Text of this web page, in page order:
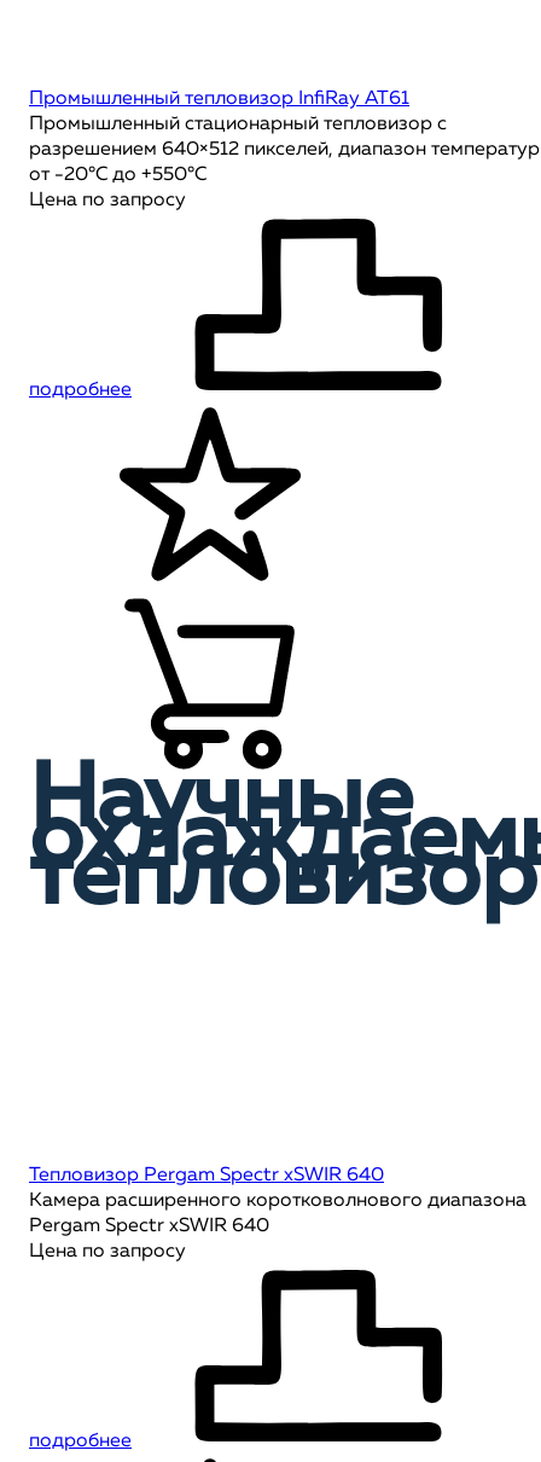
Промышленный тепловизор InfiRay AT61
Промышленный стационарный тепловизор с
разрешением 640×512 пикселей, диапазон температур
от -20°C до +550°C
Цена по запросу
подробнее
Научные
Тепловизор Pergam Spectr xSWIR 640
Камера расширенного коротковолнового диапазона
Pergam Spectr xSWIR 640
Цена по запросу
подробнее